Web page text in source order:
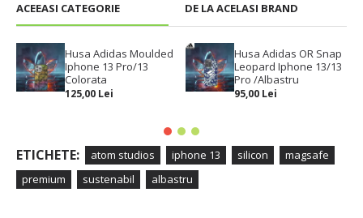
ACEEASI CATEGORIE DE LA ACELASI BRAND
Husa Adidas Moulded
Iphone 13 Pro/13
Colorata
125,00 Lei
Husa Adidas OR Snap
Leopard Iphone 13/13
Pro /Albastru
95,00 Lei
ETICHETE: atom studios iphone 13 silicon
magsafe
premium
sustenabil albastru